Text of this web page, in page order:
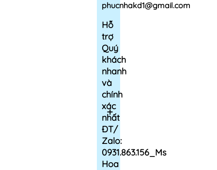
phucnhakd1@gmail.com
Hỗ
trợ
Quý
khách
nhanh
và
chính
xác
nhất
ĐT/
Zalo:
0931.863.156_Ms
Hoa